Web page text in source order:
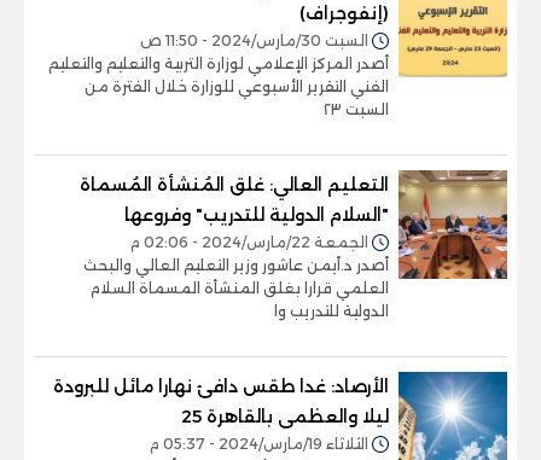
(إنفوجراف)
السبت 30/مارس/2024 - 11:50 ص
أصدر المركز الإعلامي لوزارة التربية والتعليم والتعليم
الفني التقرير الأسبوعي للوزارة خلال الفترة من
السبت ٢٣
التعليم العالي: غلق المُنشأة المُسماة
"السلام الدولية للتدريب" وفروعها
الجمعة 22/مارس/2024 - 02:06 م
أصدر د.أيمن عاشور وزير التعليم العالي والبحث
العلمي قرارا بغلق المنشأة المسماة السلام
الدولية للتدريب وا
الأرصاد: غدا طقس دافئ نهارا مائل للبرودة
ليلا والعظمى بالقاهرة 25
الثلاثاء 19/مارس/2024 - 05:37 م